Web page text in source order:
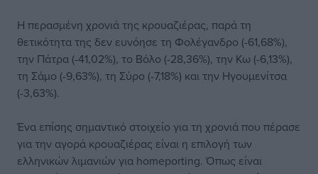
Η περασμένη χρονιά της κρουαζιέρας, παρά τη
θετικότητα της δεν ευνόησε τη Φολέγανδρο (-61,68%),
την Πάτρα (-41,02%), το Βόλο (-28,36%), την Κω (-6,13%),
τη Σάμο (-9,63%), τη Σύρο (-7,18%) και την Ηγουμενίτσα
(-3,63%).
Ένα επίσης σημαντικό στοιχείο για τη χρονιά που πέρασε
για την αγορά κρουαζιέρας είναι η επιλογή των
ελληνικών λιμανιών για homeporting. Όπως είναι